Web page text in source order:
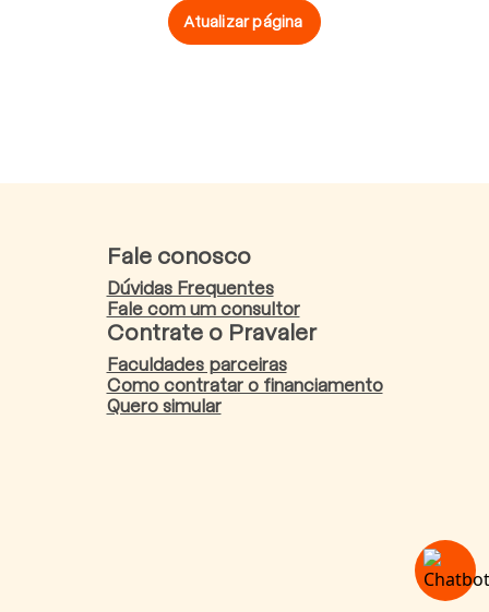
Atualizar página
Fale conosco
Dúvidas Frequentes
Fale com um consultor
Contrate o Pravaler
Faculdades parceiras
Como contratar o financiamento
Quero simular